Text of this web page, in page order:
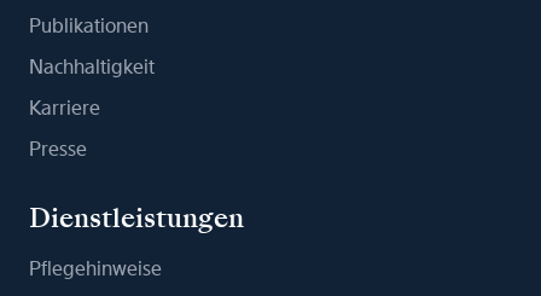
Publikationen
Nachhaltigkeit
Karriere
Presse
Dienstleistungen
Pflegehinweise